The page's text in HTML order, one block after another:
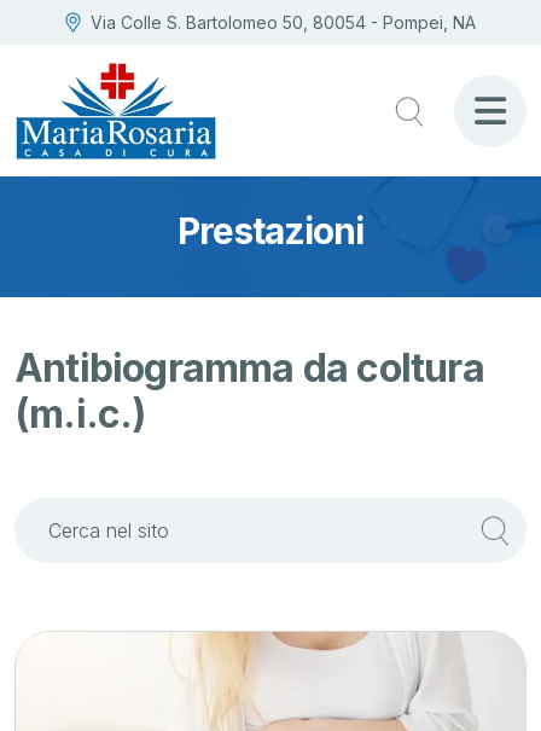
Via Colle S. Bartolomeo 50, 80054 - Pompei, NA
Prestazioni
Antibiogramma da coltura
(m.i.c.)